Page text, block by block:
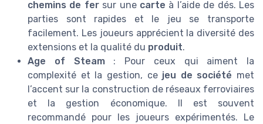
chemins de fersur une carte à l’aide de dés. Les
parties sont rapides et le jeu se transporte
facilement. Les joueurs apprécient la diversité des
extensions et la qualité du produit.
Age of Steam: Pour ceux qui aiment la
complexité et la gestion, ce jeu de société met
l’accent sur la construction de réseaux ferroviaires
et la gestion économique. Il est souvent
recommandé pour les joueurs expérimentés. Le